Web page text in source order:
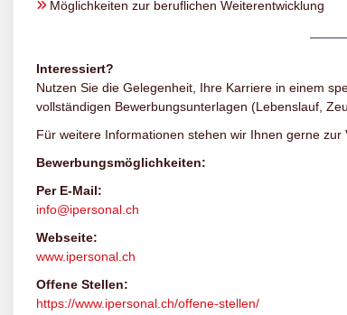
Möglichkeiten zur beruflichen Weiterentwicklung
Interessiert?
Nutzen Sie die Gelegenheit, Ihre Karriere in einem
vollständigen Bewerbungsunterlagen (Lebenslauf,
Für weitere Informationen stehen wir Ihnen gerne zur
Bewerbungsmöglichkeiten:
Per E-Mail:
info@ipersonal.ch
Webseite:
www.ipersonal.ch
Offene Stellen:
https://www.ipersonal.ch/offene-stellen/